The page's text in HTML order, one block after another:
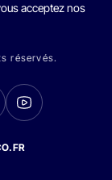
acceptez nos
réservés.